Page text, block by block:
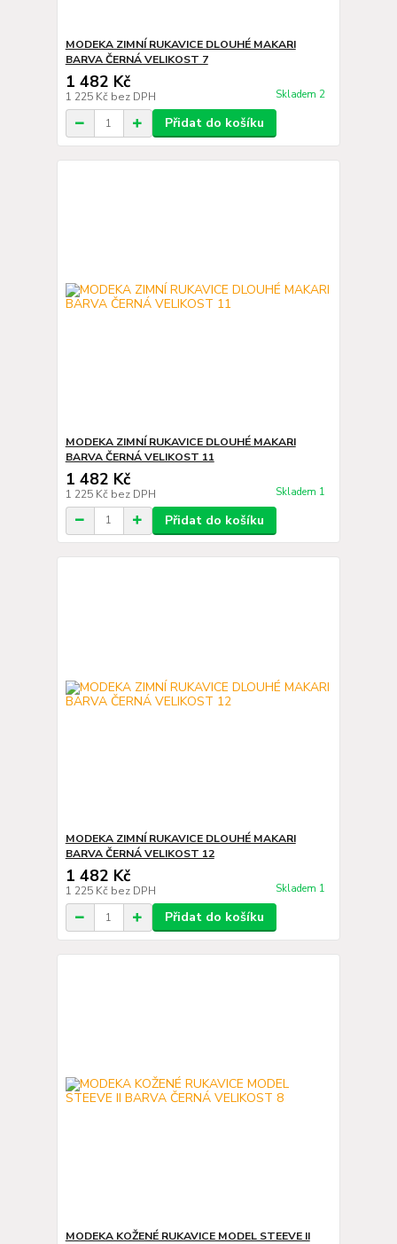
MODEKA ZIMNÍ RUKAVICE DLOUHÉ MAKARI
BARVA ČERNÁ VELIKOST 7
1 482 Kč
1 225 Kč bez DPH Skladem 2
Přidat do košíku
MODEKA ZIMNÍ RUKAVICE DLOUHÉ MAKARI
BARVA ČERNÁ VELIKOST 11
1 482 Kč
1 225 Kč bez DPH Skladem 1
Přidat do košíku
MODEKA ZIMNÍ RUKAVICE DLOUHÉ MAKARI
BARVA ČERNÁ VELIKOST 12
1 482 Kč
1 225 Kč bez DPH Skladem 1
Přidat do košíku
MODEKA KOŽENÉ RUKAVICE MODEL STEEVE II